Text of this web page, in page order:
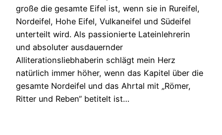
große die gesamte Eifel ist, wenn sie in Rureifel,
Nordeifel, Hohe Eifel, Vulkaneifel und Südeifel
unterteilt wird. Als passionierte Lateinlehrerin
und absoluter ausdauernder
Alliterationsliebhaberin schlägt mein Herz
natürlich immer höher, wenn das Kapitel über die
gesamte Nordeifel und das Ahrtal mit „Römer,
Ritter und Reben“ betitelt ist…